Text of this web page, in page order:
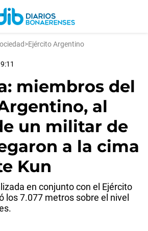
>Ejército Argentino
miembros del
al
un militar de
a la cima
Kun
en conjunto con el Ejército
los 7.077 metros sobre el nivel